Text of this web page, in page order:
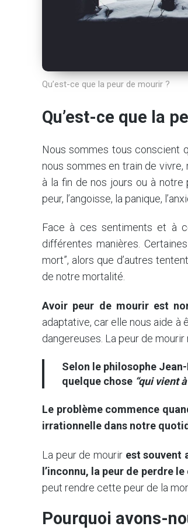
Qu’est-ce que la peur de mourir ?
Qu’est-ce que la
Nous sommes tous conscient
nous sommes en train de vivre,
à la fin de nos jours ou à
peur, l’angoisse, la panique,
Face à ces sentiments et à
différentes manières.
mort”, alors que d’autres
de notre mortalité.
Avoir peur de mourir est
adaptative, car elle nous aide à
dangereuses. La peur de mourir
Selon le philosophe
quelque chose “qui vient
Le problème commence
irrationnelle dans notre
La peur de mourir est souvent
l’inconnu, la peur de perdre
peut rendre cette peur de la
Pourquoi avons-